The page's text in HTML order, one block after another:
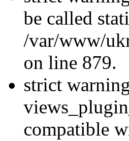
be called
/var/www/
on line 879.
strict
compatible